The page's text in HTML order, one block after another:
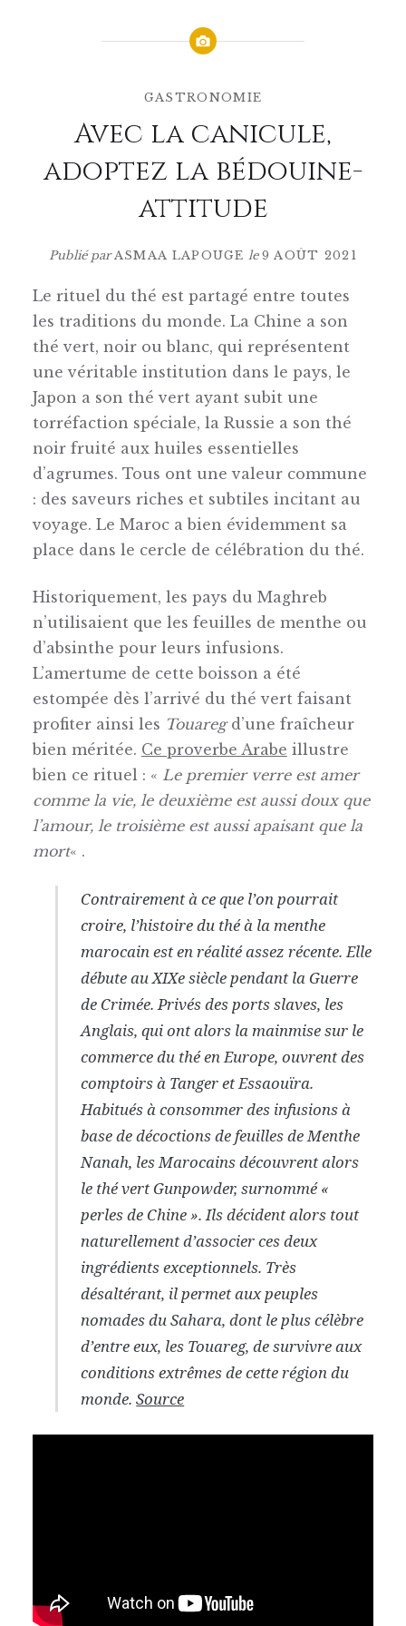
GASTRONOMIE
Avec la canicule,
adoptez la bédouine-
attitude
Publié parASMAA LAPOUGE le9 AOÛT 2021
Le rituel du thé est partagé entre toutes
les traditions du monde. La Chine a son
thé vert, noir ou blanc, qui représentent
une véritable institution dans le pays, le
Japon a son thé vert ayant subit une
torréfaction spéciale, la Russie a son thé
noir fruité aux huiles essentielles
d’agrumes. Tous ont une valeur commune
: des saveurs riches et subtiles incitant au
voyage. Le Maroc a bien évidemment sa
place dans le cercle de célébration du thé.
Historiquement, les pays du Maghreb
n’utilisaient que les feuilles de menthe ou
d’absinthe pour leurs infusions.
L’amertume de cette boisson a été
estompée dès l’arrivé du thé vert faisant
profiter ainsi les Touaregd’une fraîcheur
bien méritée. Ce proverbe Arabe illustre
bien ce rituel : « Le premier verre est amer
comme la vie, le deuxième est aussi doux que
l’amour, le troisième est aussi apaisant que la
mort« .
Contrairement à ce que l’on pourrait
croire, l’histoire du thé à la menthe
marocain est en réalité assez récente. Elle
débute au XIXe siècle pendant la Guerre
de Crimée. Privés des ports slaves, les
Anglais, qui ont alors la mainmise sur le
commerce du thé en Europe, ouvrent des
comptoirs à Tanger et Essaouïra.
Habitués à consommer des infusions à
base de décoctions de feuilles de Menthe
Nanah, les Marocains découvrent alors
le thé vert Gunpowder, surnommé «
perles de Chine ». Ils décident alors tout
naturellement d’associer ces deux
ingrédients exceptionnels. Très
désaltérant, il permet aux peuples
nomades du Sahara, dont le plus célèbre
d’entre eux, les Touareg, de survivre aux
conditions extrêmes de cette région du
monde.Source